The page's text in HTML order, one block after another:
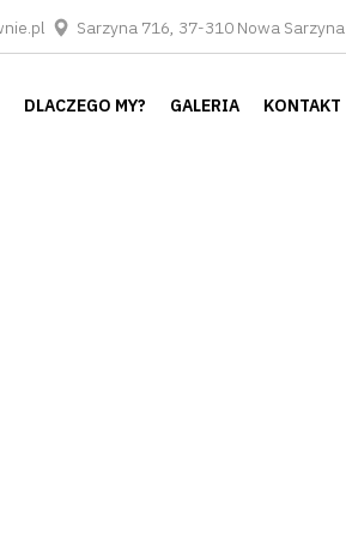
Sarzyna 716, 37-310 Nowa Sarzyna
DLACZEGO MY? GALERIA KONTAKT
GŁÓWNA